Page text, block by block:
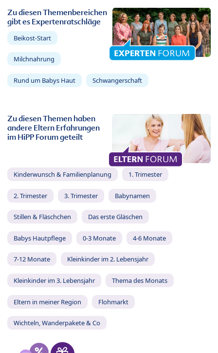
Zu diesen Themenbereichen
gibt es Expertenratschläge
Beikost-Start
Milchnahrung
Rund um Babys Haut Schwangerschaft
Zu diesen Themen haben
andere Eltern Erfahrungen
im HiPP Forum geteilt
Kinderwunsch & Familienplanung 1. Trimester
2. Trimester 3. Trimester Babynamen
Stillen & Fläschchen Das erste Gläschen
Babys Hautpflege 0-3 Monate 4-6 Monate
7-12 Monate Kleinkinder im 2. Lebensjahr
Kleinkinder im 3. Lebensjahr Thema des Monats
Eltern in meiner Region Flohmarkt
Wichteln, Wanderpakete & Co